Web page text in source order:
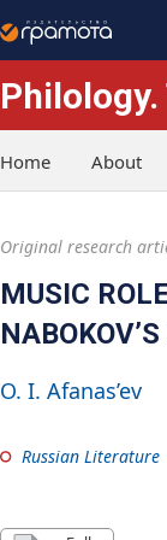
Home About
Original research
MUSIC
O. I. Afanas’ev
Russian Literature